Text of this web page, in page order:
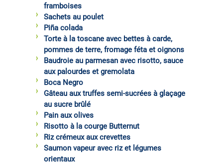
framboises
Sachets au poulet
Piña colada
Torte à la toscane avec bettes à carde,
pommes de terre, fromage féta et oignons
Baudroie au parmesan avec risotto, sauce
aux palourdes et gremolata
Boca Negro
Gâteau aux truffes semi-sucrées à glaçage
au sucre brûlé
Pain aux olives
Risotto à la courge Butternut
Riz crémeux aux crevettes
Saumon vapeur avec riz et légumes
orientaux